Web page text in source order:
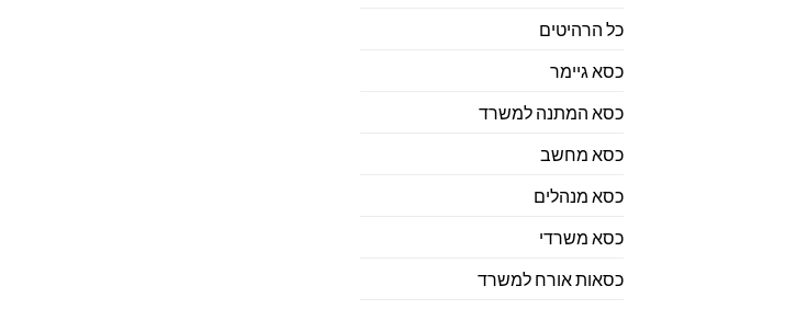
כל הרהיטים
כסא גיימר
כסא המתנה למשרד
כסא מחשב
כסא מנהלים
כסא משרדי
כסאות אורח למשרד